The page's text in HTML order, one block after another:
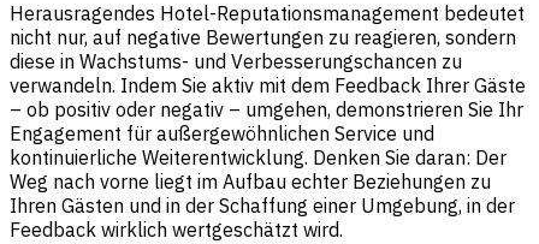
Herausragendes Hotel-Reputationsmanagement bedeutet
nicht nur, auf negative Bewertungen zu reagieren, sondern
diese in Wachstums- und Verbesserungschancen zu
verwandeln. Indem Sie aktiv mit dem Feedback Ihrer Gäste
– ob positiv oder negativ – umgehen, demonstrieren Sie Ihr
Engagement für außergewöhnlichen Service und
kontinuierliche Weiterentwicklung. Denken Sie daran: Der
Weg nach vorne liegt im Aufbau echter Beziehungen zu
Ihren Gästen und in der Schaffung einer Umgebung, in der
Feedback wirklich wertgeschätzt wird.